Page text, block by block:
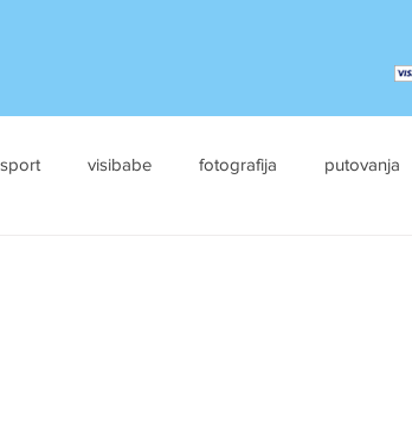
sport visibabe fotografija putovanja